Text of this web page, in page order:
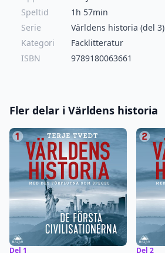
Speltid
1h 57min
Serie
Världens historia (del 3)
Kategori
Facklitteratur
ISBN
9789180063661
Fler delar i Världens historia
Del 1 Del 2